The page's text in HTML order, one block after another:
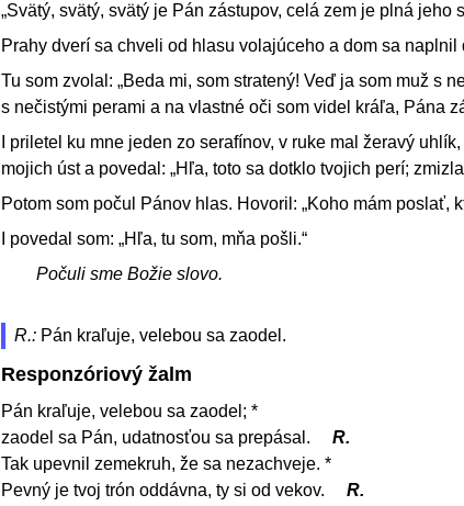
„Svätý, svätý, svätý je Pán zástupov, celá zem je plná jeho
Prahy dverí sa chveli od hlasu volajúceho a dom sa naplnil
Tu som zvolal: „Beda mi, som stratený! Veď ja som muž s
s nečistými perami a na vlastné oči som videl kráľa, Pána
I priletel ku mne jeden zo serafínov, v ruke mal žeravý
mojich úst a povedal: „Hľa, toto sa dotklo tvojich perí;
Potom som počul Pánov hlas. Hovoril: „Koho mám poslať,
I povedal som: „Hľa, tu som, mňa pošli.“
Počuli sme Božie slovo.
R.: Pán kraľuje, velebou sa zaodel.
Responzóriový žalm
Pán kraľuje, velebou sa zaodel; *
zaodel sa Pán, udatnosťou sa prepásal.
R.
Tak upevnil zemekruh, že sa nezachveje. *
Pevný je tvoj trón oddávna, ty si od vekov.
R.